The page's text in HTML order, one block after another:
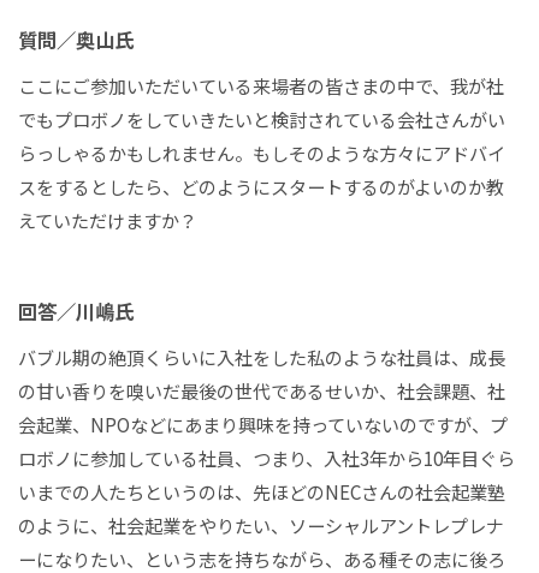
質問／奥山氏
ここにご参加いただいている来場者の皆さまの中で、我が社
でもプロボノをしていきたいと検討されている会社さんがい
らっしゃるかもしれません。もしそのような方々にアドバイ
スをするとしたら、どのようにスタートするのがよいのか教
えていただけますか？
回答／川嶋氏
バブル期の絶頂くらいに入社をした私のような社員は、成長
の甘い香りを嗅いだ最後の世代であるせいか、社会課題、社
会起業、NPOなどにあまり興味を持っていないのですが、プ
ロボノに参加している社員、つまり、入社3年から10年目ぐら
いまでの人たちというのは、先ほどのNECさんの社会起業塾
のように、社会起業をやりたい、ソーシャルアントレプレナ
ーになりたい、という志を持ちながら、ある種その志に後ろ